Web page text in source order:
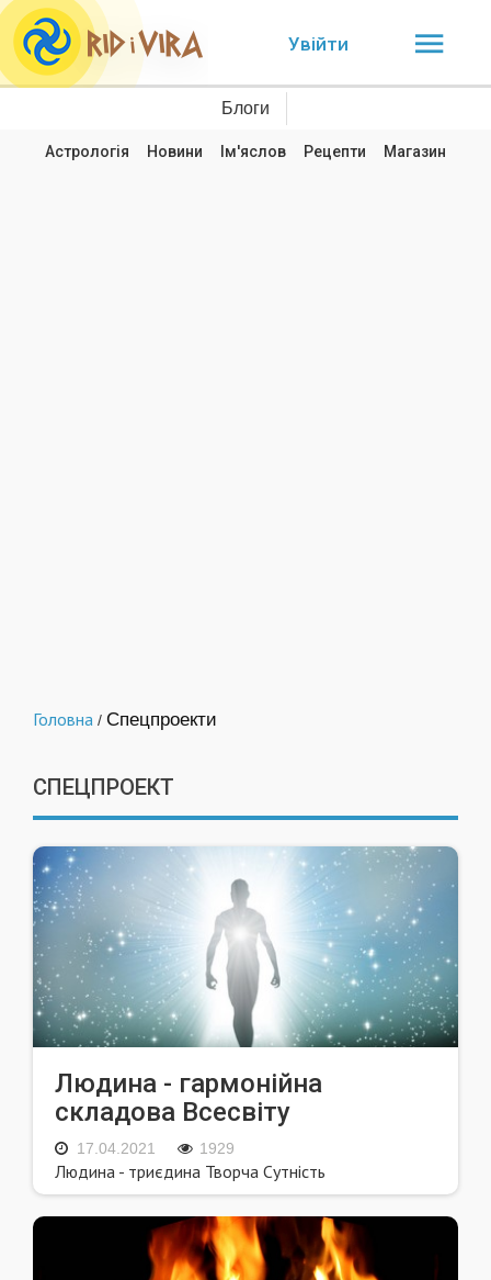
Увійти
Блоги
Астрологія Новини Ім'яслов Рецепти Магазин
Головна / Спецпроекти
СПЕЦПРОЕКТ
Людина - гармонійна
складова Всесвіту
17.04.2021 1929
Людина - триєдина Творча Сутність